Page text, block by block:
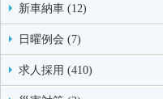
新車納車 (12)
日曜例会 (7)
求人採用 (410)